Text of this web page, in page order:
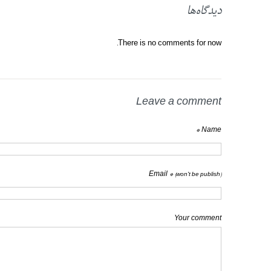
دیدگاه‌ها
There is no comments for now.
Leave a comment
Name *
Email * (won't be publish)
Your comment